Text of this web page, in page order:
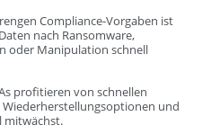
Compliance-Vorgaben ist
nach Ransomware,
oder Manipulation schnell
profitieren von schnellen
und
mitwächst.